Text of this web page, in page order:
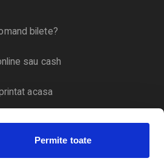
Permite toate
bilete?
sau cash
acasa
prin curier